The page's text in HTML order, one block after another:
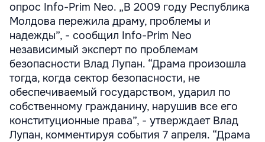
опрос Info-Prim Neo. „В 2009 году Республика
Молдова пережила драму, проблемы и
надежды”, - сообщил Info-Prim Neo
независимый эксперт по проблемам
безопасности Влад Лупан. “Драма произошла
тогда, когда сектор безопасности, не
обеспечиваемый государством, ударил по
собственному гражданину, нарушив все его
конституционные права”, - утверждает Влад
Лупан, комментируя события 7 апреля. “Драма